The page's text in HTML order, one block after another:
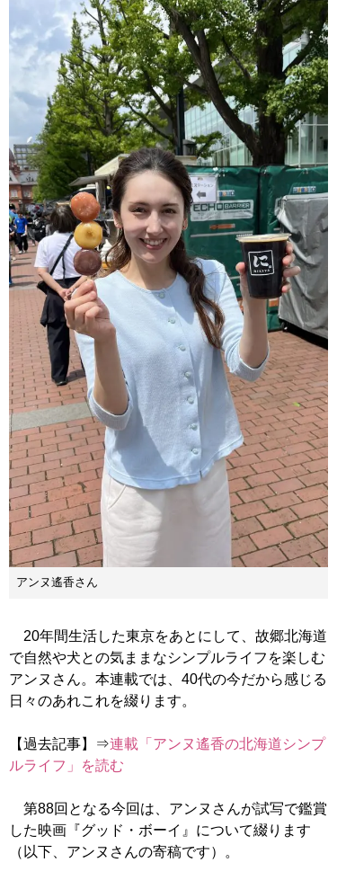
アンヌ遙香さん
20年間生活した東京をあとにして、故郷北海道
で自然や犬との気ままなシンプルライフを楽しむ
アンヌさん。本連載では、40代の今だから感じる
日々のあれこれを綴ります。
【過去記事】⇒連載「アンヌ遙香の北海道シンプ
ルライフ」を読む
第88回となる今回は、アンヌさんが試写で鑑賞
した映画『グッド・ボーイ』について綴ります
（以下、アンヌさんの寄稿です）。